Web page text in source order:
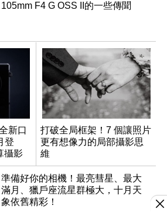
105mm F4 G OSS II的一些傳聞
新口
登
攝影
打破全局框架！7 個讓照片
更有想像力的局部攝影思
維
準備好你的相機！最亮彗星、最大
滿月、獵戶座流星群極大，十月天
象依舊精彩！